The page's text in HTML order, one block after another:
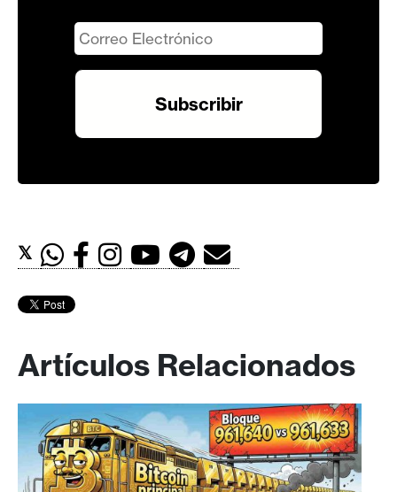
𝕏
Artículos Relacionados